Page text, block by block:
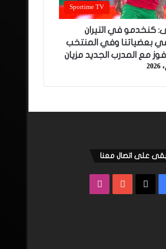
Sportime TV
كنخدمو في التيران
بعضياتنا وفي المنتخب
مع المدرب الجديد مزيان
على اتصال معنا
فيسبوك ‫YouTube